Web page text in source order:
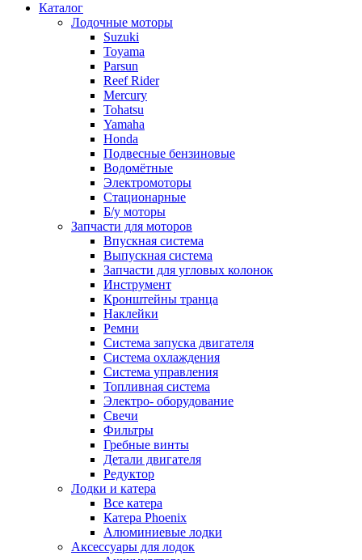
Каталог
Лодочные моторы
Suzuki
Toyama
Parsun
Reef Rider
Mercury
Tohatsu
Yamaha
Honda
Подвесные бензиновые
Водомётные
Электромоторы
Стационарные
Б/у моторы
Запчасти для моторов
Впускная система
Выпускная система
Запчасти для угловых колонок
Инструмент
Кронштейны транца
Наклейки
Ремни
Система запуска двигателя
Система охлаждения
Система управления
Топливная система
Электро- оборудование
Свечи
Фильтры
Гребные винты
Детали двигателя
Редуктор
Лодки и катера
Все катера
Катера Phoenix
Алюминиевые лодки
Аксессуары для лодок